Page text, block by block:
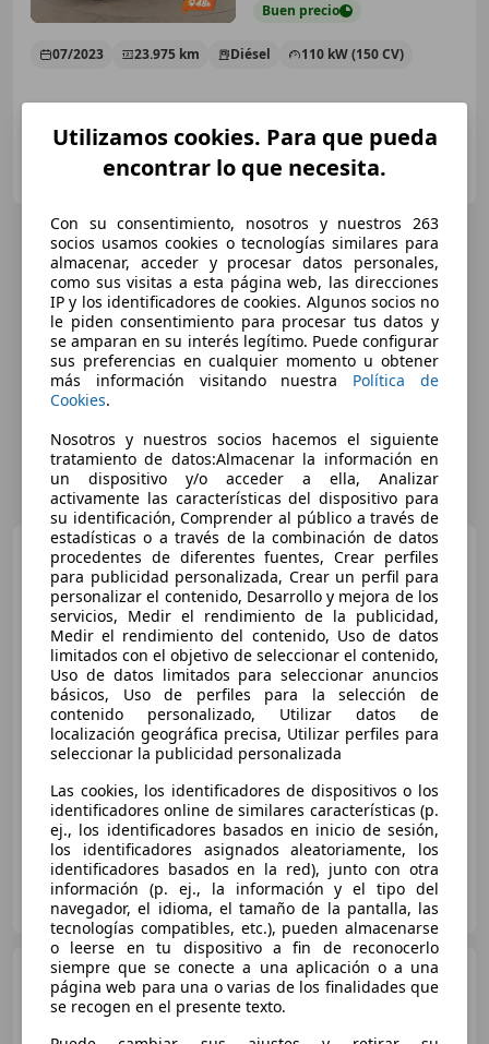
Buen precio
07/2023 23.975 km Diésel 110 kW (150 CV)
ES-46014 Valencia
BMW X1 xDrive25eA
€ 16.990 1
Súperoferta
04/2021 118.620 km
Electro/Gasolina
162 kW (220 CV)
4WD
FLEXICAR PAMPLONA - Noaín
ES-31110 Pamplona
BMW X1xDrive 18dA
Utilizamos cookies. Para que pueda
encontrar lo que necesita.
Con su consentimiento, nosotros y nuestros 263
socios usamos cookies o tecnologías similares para
almacenar, acceder y procesar datos personales,
como sus visitas a esta página web, las direcciones
IP y los identificadores de cookies. Algunos socios no
le piden consentimiento para procesar tus datos y
se amparan en su interés legítimo. Puede configurar
sus preferencias en cualquier momento u obtener
más información visitando nuestra Política de
Cookies.
Nosotros y nuestros socios hacemos el siguiente
tratamiento de datos:Almacenar la información en
un dispositivo y/o acceder a ella, Analizar
activamente las características del dispositivo para
su identificación, Comprender al público a través de
estadísticas o a través de la combinación de datos
procedentes de diferentes fuentes, Crear perfiles
para publicidad personalizada, Crear un perfil para
personalizar el contenido, Desarrollo y mejora de los
servicios, Medir el rendimiento de la publicidad,
Medir el rendimiento del contenido, Uso de datos
limitados con el objetivo de seleccionar el contenido,
Uso de datos limitados para seleccionar anuncios
básicos, Uso de perfiles para la selección de
contenido personalizado, Utilizar datos de
localización geográfica precisa, Utilizar perfiles para
seleccionar la publicidad personalizada
Las cookies, los identificadores de dispositivos o los
identificadores online de similares características (p.
ej., los identificadores basados en inicio de sesión,
los identificadores asignados aleatoriamente, los
identificadores basados en la red), junto con otra
información (p. ej., la información y el tipo del
navegador, el idioma, el tamaño de la pantalla, las
tecnologías compatibles, etc.), pueden almacenarse
o leerse en tu dispositivo a fin de reconocerlo
siempre que se conecte a una aplicación o a una
página web para una o varias de los finalidades que
se recogen en el presente texto.